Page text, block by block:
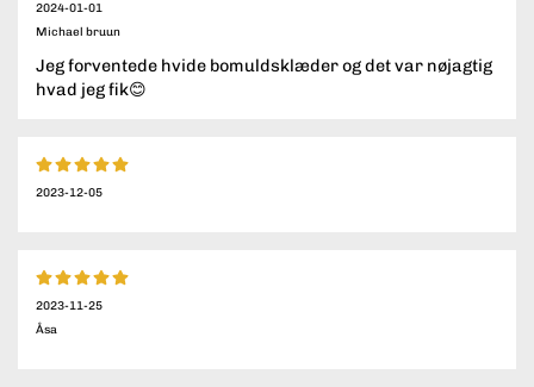
2024-01-01
Michael bruun
Jeg forventede hvide bomuldsklæder og det var nøjagtig
hvad jeg fik😊
2023-12-05
2023-11-25
Åsa